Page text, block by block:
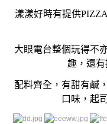
漾漾好時有提供
大眼電台整個玩得不
趣，還有
配料齊全，有甜有鹹
口味，起